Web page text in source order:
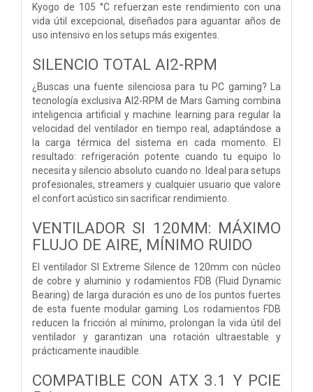
Kyogo de 105 °C refuerzan este rendimiento con una
vida útil excepcional, diseñados para aguantar años de
uso intensivo en los setups más exigentes.
SILENCIO TOTAL AI2-RPM
¿Buscas una fuente silenciosa para tu PC gaming? La
tecnología exclusiva AI2-RPM de Mars Gaming combina
inteligencia artificial y machine learning para regular la
velocidad del ventilador en tiempo real, adaptándose a
la carga térmica del sistema en cada momento. El
resultado: refrigeración potente cuando tu equipo lo
necesita y silencio absoluto cuando no. Ideal para setups
profesionales, streamers y cualquier usuario que valore
el confort acústico sin sacrificar rendimiento.
VENTILADOR SI 120MM: MÁXIMO
FLUJO DE AIRE, MÍNIMO RUIDO
El ventilador SI Extreme Silence de 120mm con núcleo
de cobre y aluminio y rodamientos FDB (Fluid Dynamic
Bearing) de larga duración es uno de los puntos fuertes
de esta fuente modular gaming. Los rodamientos FDB
reducen la fricción al mínimo, prolongan la vida útil del
ventilador y garantizan una rotación ultraestable y
prácticamente inaudible.
COMPATIBLE CON ATX 3.1 Y PCIE